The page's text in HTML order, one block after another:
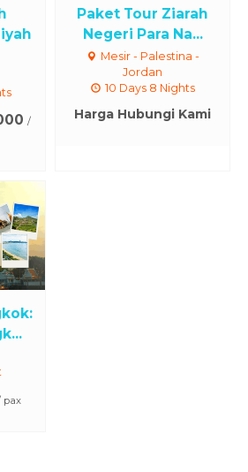
/
Paket Tour Ziarah
Negeri Para Na...
Mesir - Palestina -
Jordan
10 Days 8 Nights
Harga Hubungi Kami
pax